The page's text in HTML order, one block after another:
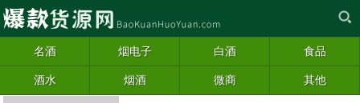
名酒 烟电子 白酒 食品
酒水 烟酒 微商 其他